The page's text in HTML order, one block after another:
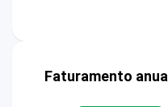
Faturamento anual